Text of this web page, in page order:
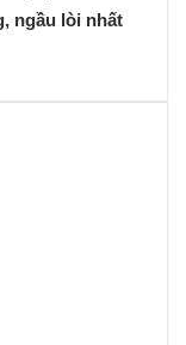
ngầu lòi nhất